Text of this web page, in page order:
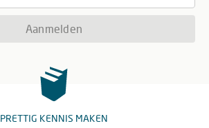
Aanmelden
PRETTIG KENNIS MAKEN